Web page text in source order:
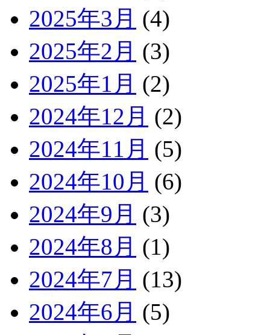
2025年3月 (4)
2025年2月 (3)
2025年1月 (2)
2024年12月 (2)
2024年11月 (5)
2024年10月 (6)
2024年9月 (3)
2024年8月 (1)
2024年7月 (13)
2024年6月 (5)